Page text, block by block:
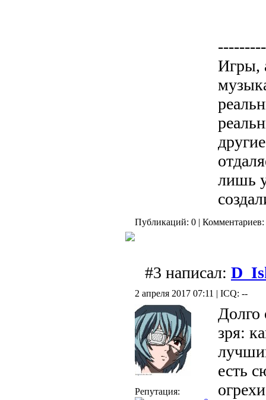
Игры,
лишь
Публикаций: 0 | Комментариев:
#3 написал:
2 апреля 2017 07:11 | ICQ: --
Репутация:
Долго
зря:
есть